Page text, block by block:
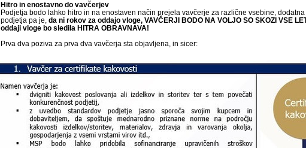
Hitro in enostavno do vavčerjev
Podjetja bodo lahko hitro in na enostaven način prejela vavčerje za različne vsebine,
podjetja pa je, da ni rokov za oddajo vloge, VAVČERJI BODO NA VOLJO SO SKOZI VSE
oddaji vloge bo sledila HITRA OBRAVNAVA!
Prva dva poziva za prva dva vavčerja sta objavljena, in sicer: